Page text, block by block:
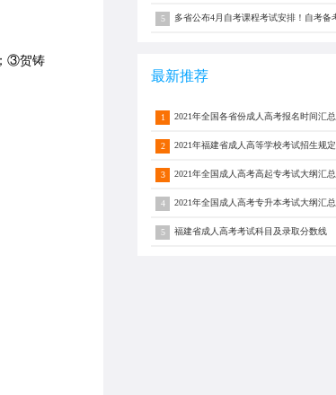
③贺铸
5
最新推荐
1 2021年全国各省份成人高考报名时间汇总
2 2021年福建省成人高等学校考试招生规定
3 2021年全国成人高考高起专考试大纲汇总
4 2021年全国成人高考专升本考试大纲汇总
5 福建省成人高考考试科目及录取分数线